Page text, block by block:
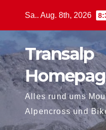
Sa.. Aug. 8th, 2026
Transalp
Alles rund ums
Alpencross und